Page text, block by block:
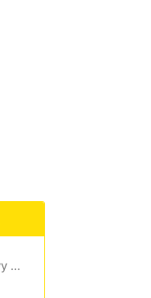
Spider-Man. Całkiem nowy dzień